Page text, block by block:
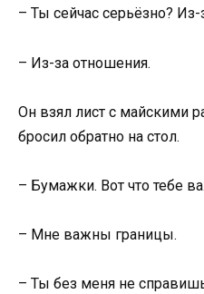
– Ты сейчас серьёзно? Из-
– Из-за отношения.
Он взял лист с майскими
бросил обратно на стол.
– Бумажки. Вот что тебе
– Мне важны границы.
– Ты без меня не